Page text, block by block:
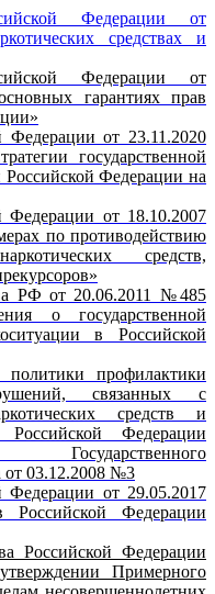
Федерации от
средствах и
Федерации от
гарантиях прав
Федерации от 23.11.2020
государственной
Российской Федерации на
Федерации от 18.10.2007
по противодействию
средств,
РФ от 20.06.2011 №485
о государственной
в Российской
политики профилактики
связанных с
средств и
Федерации
от 03.12.2008 №3
Федерации от 29.05.2017
Федерации
Российской Федерации
Примерного